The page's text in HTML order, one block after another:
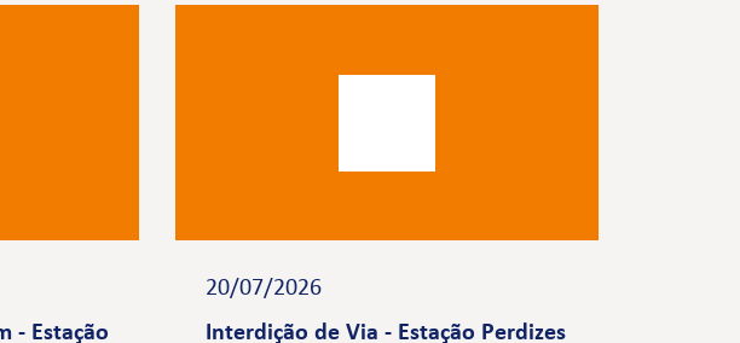
- Estação
20/07/2026
Interdição de Via - Estação Perdizes